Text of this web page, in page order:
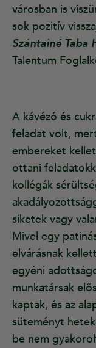
városban is
sok pozitív
Szántainé Taba
Talentum
A kávézó és
feladat volt,
embereket
ottani
kollégák
siketek vagy
Mivel egy
elvárásnak
egyéni
munkatársak
kaptak, és az
süteményt
be nem